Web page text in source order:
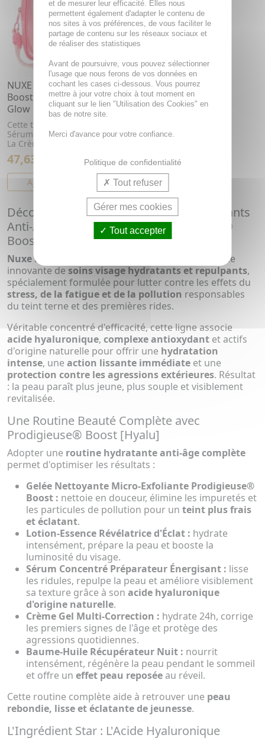
NUXE Prodigieuse [hyalu]
Boost - Routine Plump &
Glow
Cette trousse contient : Le
Sérum Éclat Anti-Taches 30ml
La Crème Éclat Repulpant...
47,63€
AJOUTER AU PANIER
Découvrez l'Excellence des Soins Hydratants
Anti-Âge grâce à la gamme Prodigieuse®
Boost [Hyalu] de Nuxe
Nuxe Prodigieuse® Boost [Hyalu]
est une gamme
innovante de soins visage hydratants et repulpants,
spécialement formulée pour lutter contre les effets du
stress, de la fatigue et de la pollution responsables
du teint terne et des premières rides.
Véritable concentré d'efficacité, cette ligne associe
acide hyaluronique, complexe antioxydant et actifs
d'origine naturelle pour offrir une hydratation
intense, une action lissante immédiate et une
protection contre les agressions extérieures. Résultat
: la peau paraît plus jeune, plus souple et visiblement
revitalisée.
Une Routine Beauté Complète avec
Prodigieuse® Boost [Hyalu]
Adopter une routine hydratante anti-âge complète
permet d'optimiser les résultats :
Gelée Nettoyante Micro-Exfoliante Prodigieuse®
Boost : nettoie en douceur, élimine les impuretés et
les particules de pollution pour un teint plus frais
et éclatant.
Lotion-Essence Révélatrice d'Éclat : hydrate
intensément, prépare la peau et booste la
luminosité du visage.
Sérum Concentré Préparateur Énergisant : lisse
les ridules, repulpe la peau et améliore visiblement
sa texture grâce à son acide hyaluronique
d'origine naturelle.
Crème Gel Multi-Correction : hydrate 24h, corrige
les premiers signes de l'âge et protège des
agressions quotidiennes.
Baume-Huile Récupérateur Nuit : nourrit
intensément, régénère la peau pendant le sommeil
et offre un effet peau reposée au réveil.
Cette routine complète aide à retrouver une peau
rebondie, lisse et éclatante de jeunesse.
L'Ingrédient Star : L'Acide Hyaluronique
et de mesurer leur efficacité. Elles nous
permettent également d'adapter le contenu de
nos sites à vos préférences, de vous faciliter le
partage de contenu sur les réseaux sociaux et
de réaliser des statistiques
Avant de poursuivre, vous pouvez sélectionner
l'usage que nous ferons de vos données en
cochant les cases ci-dessous. Vous pourrez
mettre à jour votre choix à tout moment en
cliquant sur le lien "Utilisation des Cookies" en
bas de notre site.
Merci d'avance pour votre confiance.
Politique de confidentialité
Tout refuser
Gérer mes cookies
Tout accepter